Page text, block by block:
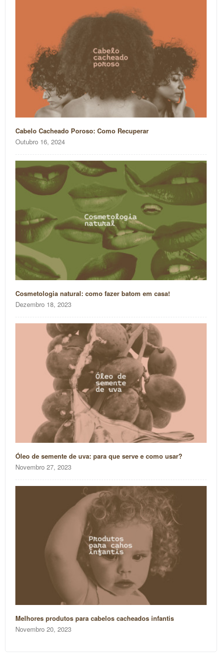
Cabelo Cacheado Poroso: Como Recuperar
Outubro 16, 2024
Cosmetologia natural: como fazer batom em casa!
Dezembro 18, 2023
Óleo de semente de uva: para que serve e como usar?
Novembro 27, 2023
Melhores produtos para cabelos cacheados infantis
Novembro 20, 2023